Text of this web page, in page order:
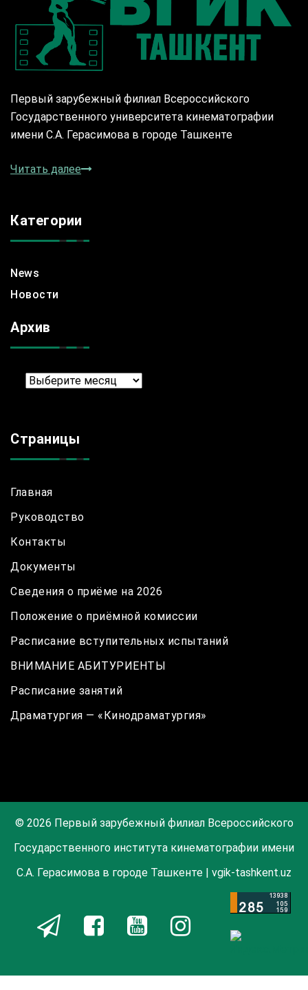
Первый зарубежный филиал Всероссийского
Государственного университета кинематографии
имени С.А. Герасимова в городе Ташкенте
Читать далее
Категории
News
Новости
Архив
Архив
Страницы
Главная
Руководство
Контакты
Документы
Сведения о приёме на 2026
Положение о приёмной комиссии
Расписание вступительных испытаний
ВНИМАНИЕ АБИТУРИЕНТЫ
Расписание занятий
Драматургия — «Кинодраматургия»
© 2026 Первый зарубежный филиал Всероссийского
Государственного института кинематографии имени
С.А. Герасимова в городе Ташкенте | vgik-tashkent.uz